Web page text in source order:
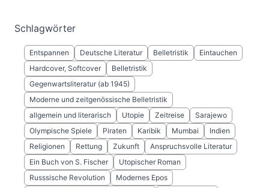
Schlagwörter
Entspannen Deutsche Literatur Belletristik
Eintauchen
Hardcover, Softcover
Belletristik
Gegenwartsliteratur (ab 1945)
Moderne und zeitgenössische Belletristik
allgemein und literarisch
Utopie Zeitreise
Sarajewo
Olympische Spiele
Piraten Karibik Mumbai
Indien
Religionen
Rettung Zukunft
Anspruchsvolle Literatur
Ein Buch von S. Fischer
Utopischer Roman
Russsische Revolution
Modernes Epos